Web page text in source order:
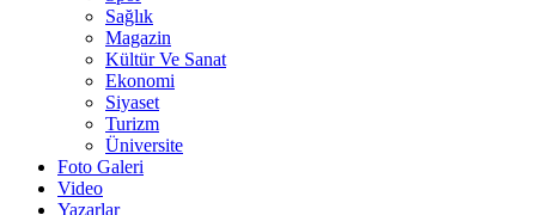
Sağlık
Magazin
Kültür Ve Sanat
Ekonomi
Siyaset
Turizm
Üniversite
Foto Galeri
Video
Yazarlar